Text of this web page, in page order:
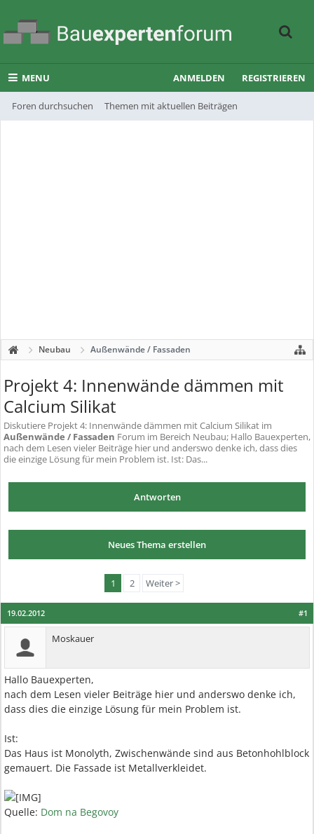
MENU
Foren durchsuchen Themen mit aktuellen Beiträgen
ANMELDEN REGISTRIEREN
Neubau Außenwände / Fassaden
Projekt 4: Innenwände dämmen mit
Calcium Silikat
Diskutiere Projekt 4: Innenwände dämmen mit Calcium Silikat im
Außenwände / Fassaden Forum im Bereich Neubau; Hallo Bauexperten,
nach dem Lesen vieler Beiträge hier und anderswo denke ich, dass dies
die einzige Lösung für mein Problem ist. Ist: Das...
Antworten
Neues Thema erstellen
1 2 Weiter >
#1
19.02.2012
Moskauer
Hallo Bauexperten,
nach dem Lesen vieler Beiträge hier und anderswo denke ich,
dass dies die einzige Lösung für mein Problem ist.
Ist:
Das Haus ist Monolyth, Zwischenwände sind aus Betonhohlblock
gemauert. Die Fassade ist Metallverkleidet.
Quelle: Dom na Begovoy